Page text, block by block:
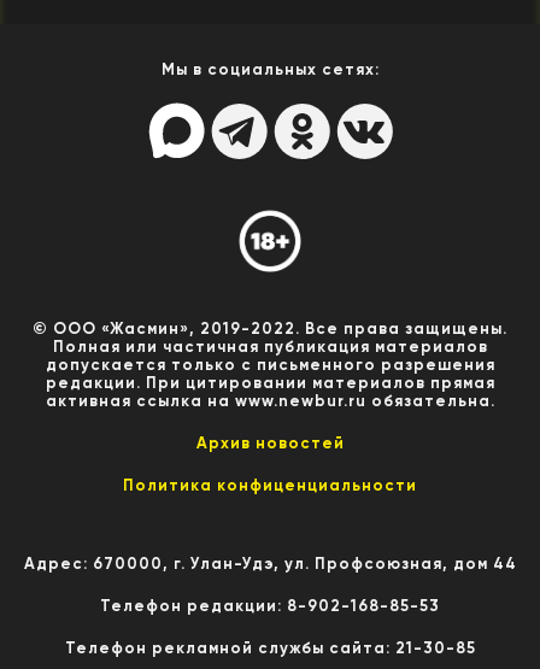
Мы в социальных сетях:
© ООО «Жасмин», 2019-2022. Все права защищены.
Полная или частичная публикация материалов
допускается только с письменного разрешения
редакции. При цитировании материалов прямая
активная ссылка на www.newbur.ru обязательна.
Архив новостей
Политика конфиценциальности
Адрес: 670000, г. Улан-Удэ, ул. Профсоюзная, дом 44
Телефон редакции: 8-902-168-85-53
Телефон рекламной службы сайта: 21-30-85